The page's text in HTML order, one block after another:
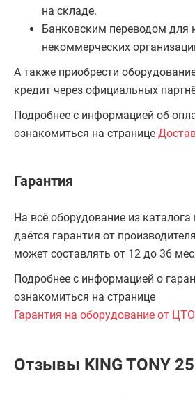
на складе.
Банковским переводом для
некоммерческих
А также приобрести
кредит через официальных
Подробнее с информацией об
ознакомиться на странице
Гарантия
На всё оборудование из
даётся гарантия от
может составлять от 12 до 36
Подробнее с информацией о
ознакомиться на странице
Гарантия на оборудование от ЦТО
Отзывы KING TONY